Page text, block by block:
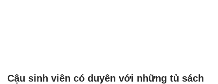
Cậu sinh viên có duyên với những tủ sách